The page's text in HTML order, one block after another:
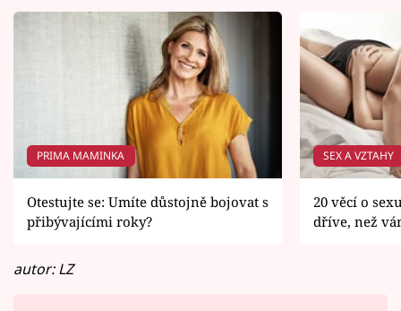
PRIMA MAMINKA
Otestujte se: Umíte důstojně bojovat s
přibývajícími roky?
SEX A VZTAHY
20 věcí o
dříve, než
autor: LZ